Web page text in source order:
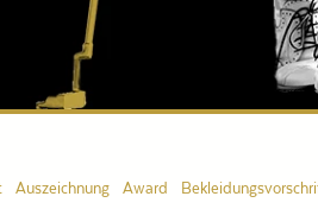
Auszeichnung Award